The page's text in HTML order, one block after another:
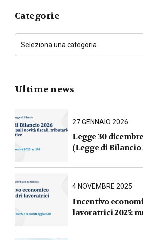
Categorie
Ultime news
27 GENNAIO 2026
Legge 30 dicembre
(Legge di Bilancio
fiscali, tributarie,
4 NOVEMBRE 2025
Incentivo
lavoratrici 2025: